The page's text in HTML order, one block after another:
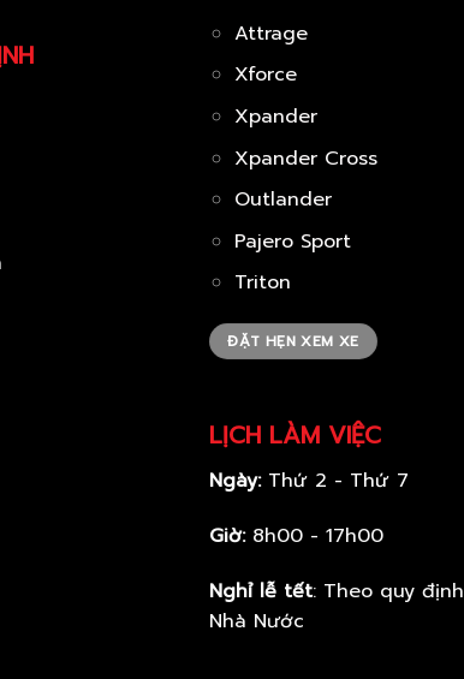
Attrage
Xforce
Xpander
Xpander Cross
Outlander
Pajero Sport
Triton
ĐẶT HẸN XEM XE
LỊCH LÀM VIỆC
Ngày:Thứ 2 - Thứ 7
Giờ:8h00 - 17h00
Nghỉ lễ tết: Theo quy định
Nhà Nước